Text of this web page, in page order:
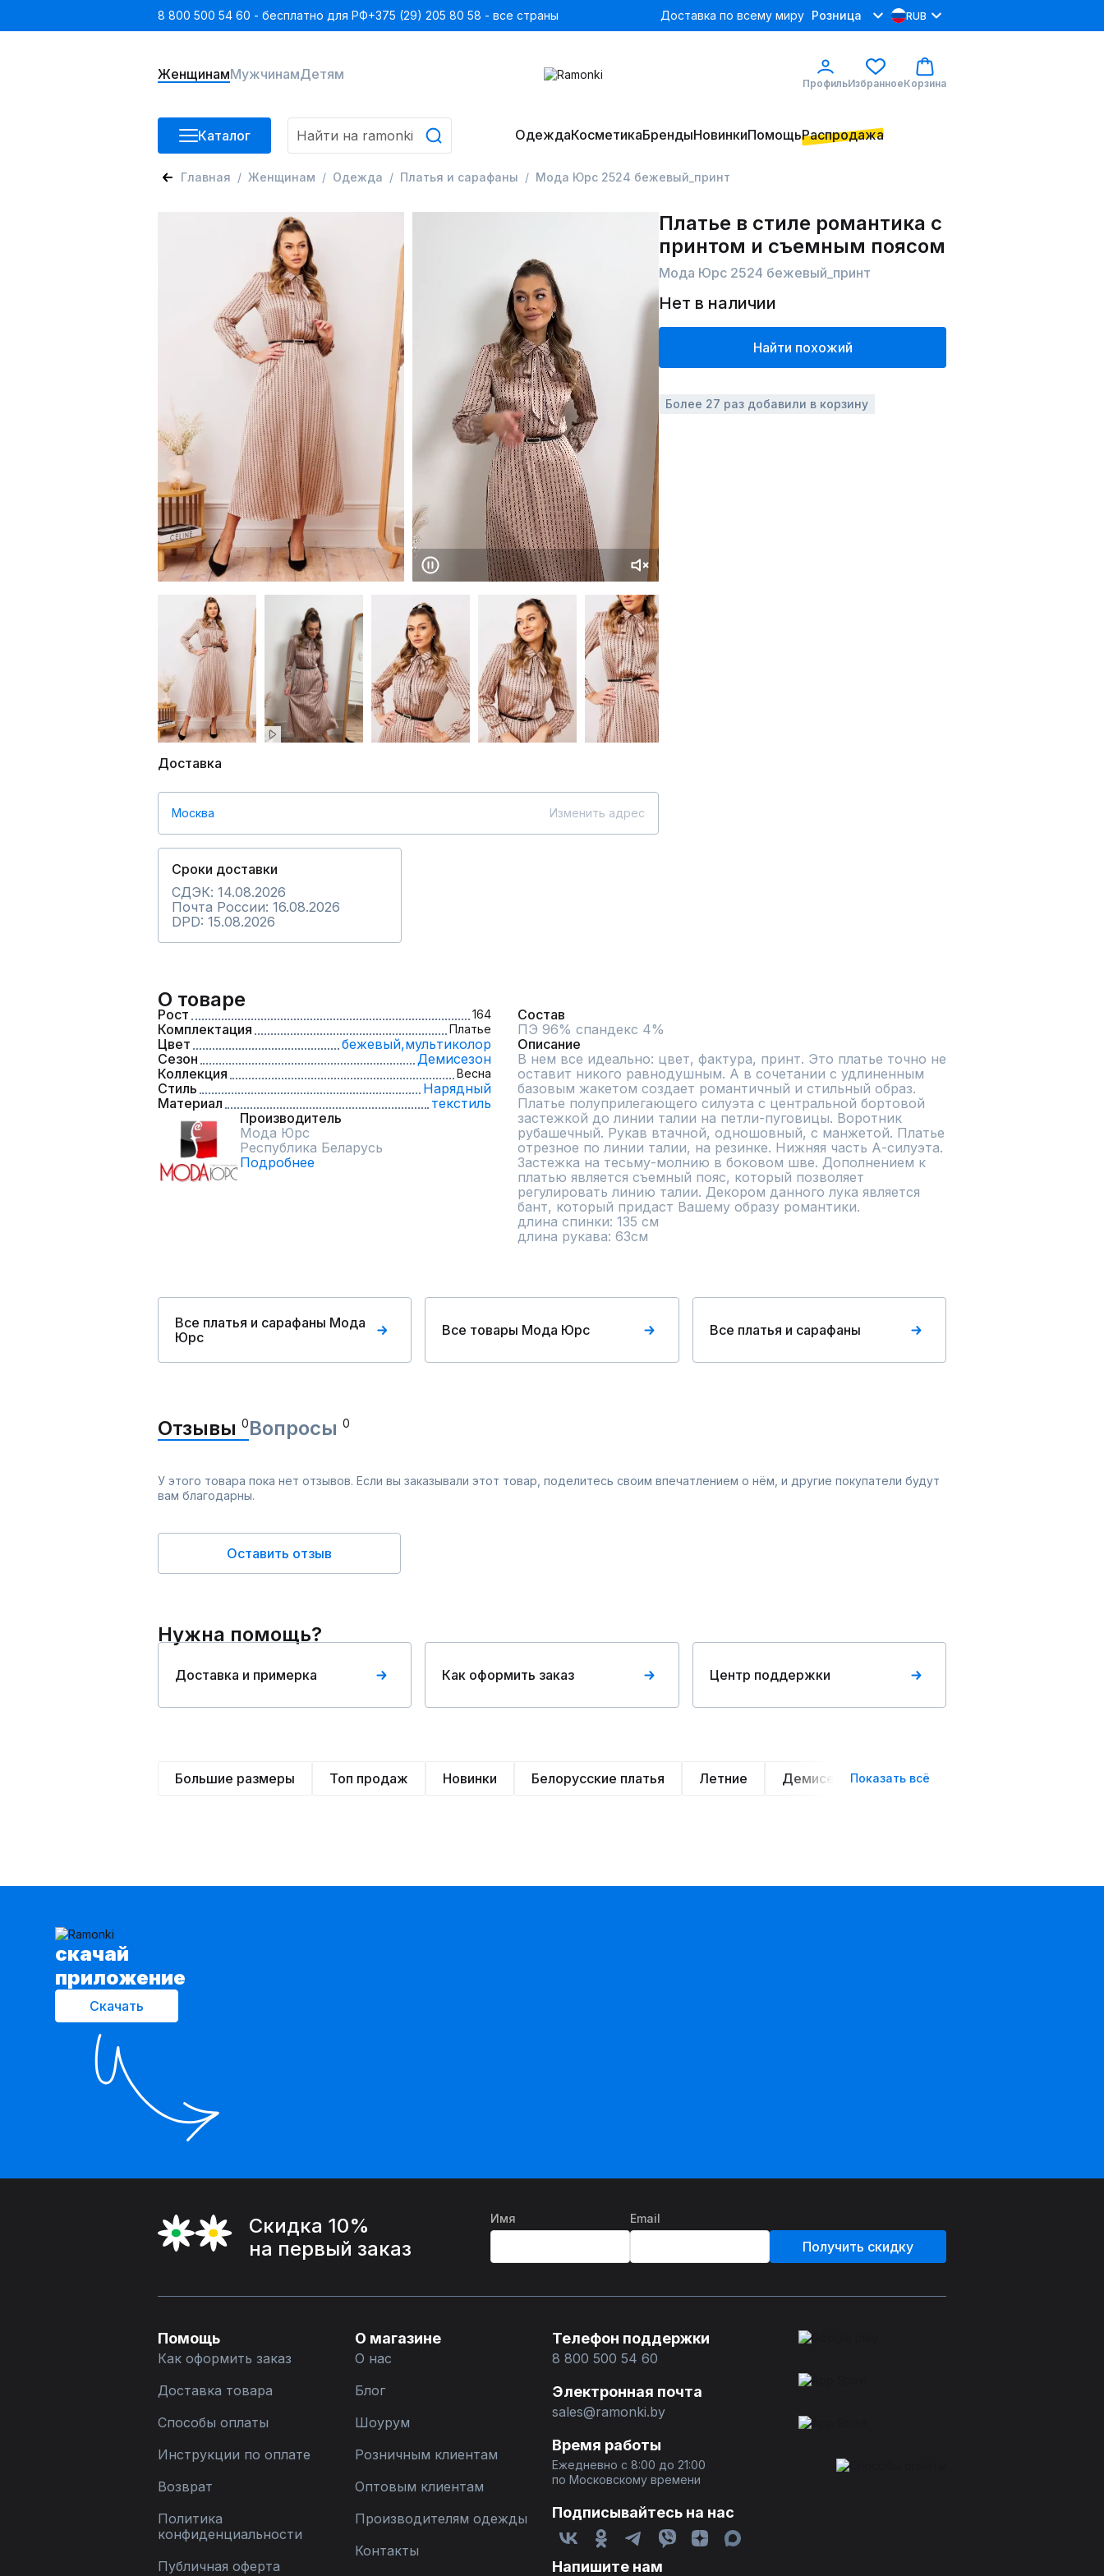
8 800 500 54 60 - бесплатно для РФ+375 (29) 205 80 58 - все страны Доставка по всему миру Розница RUB
ЖенщинамМужчинамДетям
ПрофильИзбранноеКорзина
Каталог ОдеждаКосметикаБрендыНовинкиПомощьРаспродажа
Главная Женщинам Одежда Платья и сарафаны Мода Юрс 2524 бежевый_принт
Доставка
Москва Изменить адрес
Сроки доставки
СДЭК: 14.08.2026
Почта России: 16.08.2026
DPD: 15.08.2026
Платье в стиле романтика с
принтом и съемным поясом
Мода Юрс 2524 бежевый_принт
Нет в наличии
Найти похожий
Более 27 раз добавили в корзину
О товаре
Рост 164
Комплектация Платье
Цвет бежевый,мультиколор
Сезон
Демисезон
Коллекция
Весна
Стиль
Нарядный
Материал
текстиль
Производитель
Мода Юрс
Республика Беларусь
Подробнее
Состав
ПЭ 96% спандекс 4%
Описание
В нем все идеально: цвет, фактура, принт. Это платье точно не
оставит никого равнодушным. А в сочетании с удлиненным
базовым жакетом создает романтичный и стильный образ.
Платье полуприлегающего силуэта с центральной бортовой
застежкой до линии талии на петли-пуговицы. Воротник
рубашечный. Рукав втачной, одношовный, с манжетой. Платье
отрезное по линии талии, на резинке. Нижняя часть А-силуэта.
Застежка на тесьму-молнию в боковом шве. Дополнением к
платью является съемный пояс, который позволяет
регулировать линию талии. Декором данного лука является
бант, который придаст Вашему образу романтики.
длина спинки: 135 см
длина рукава: 63см
Все платья и сарафаны Мода
Юрс
Все товары Мода Юрс Все платья и сарафаны
Отзывы 0Вопросы 0
У этого товара пока нет отзывов. Если вы заказывали этот товар, поделитесь своим впечатлением о нём, и другие покупатели будут
вам благодарны.
Оставить отзыв
Нужна помощь?
Доставка и примерка Как оформить заказ Центр поддержки
Большие размеры Топ продаж Новинки Белорусские платья Летние Демисезонные Теплые
Показать всё
cкачай
приложение
Скачать
Скидка 10%
на первый заказ
Имя Email
Получить скидку
Помощь
Как оформить заказ
Доставка товара
Способы оплаты
Инструкции по оплате
Возврат
Политика
конфиденциальности
Публичная оферта
О магазине
О нас
Блог
Шоурум
Розничным клиентам
Оптовым клиентам
Производителям одежды
Контакты
Телефон поддержки
8 800 500 54 60
Электронная почта
sales@ramonki.by
Время работы
Ежедневно с 8:00 до 21:00
по Московскому времени
Подписывайтесь на нас
Напишите нам